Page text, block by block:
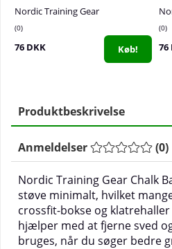
Nordic Training Gear
0
76 DKK Køb!
0
76
Produktbeskrivelse
Anmeldelser (0)
Nordic Training Gear Chalk
støve minimalt, hvilket
crossfit-bokse og
hjælper med at fjerne sved
bruges, når du søger bedre